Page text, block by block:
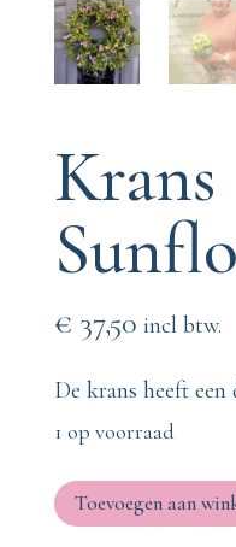
Krans
€ 37,50 incl btw.
De krans heeft een
1 op voorraad
Krans
Toevoegen aan